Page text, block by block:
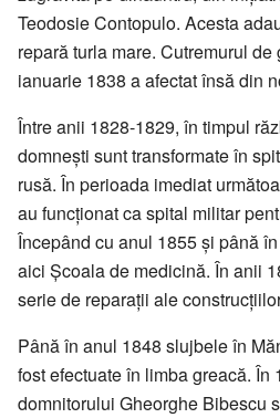
Teodosie Contopulo. Acesta
repară turla mare. Cutremurul
ianuarie 1838 a afectat însă din
Între anii 1828-1829, în timpul
domnești sunt transformate în
rusă. În perioada imediat
au funcționat ca spital militar
Începând cu anul 1855 și până
aici Şcoala de medicină. În anii
serie de reparații ale
Până în anul 1848 slujbele în
fost efectuate în limba greacă. În
domnitorului Gheorghe Bibescu